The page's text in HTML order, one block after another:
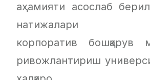
аҳамияти асослаб
натижалари
корпоратив бошқарув
ривожлантириш